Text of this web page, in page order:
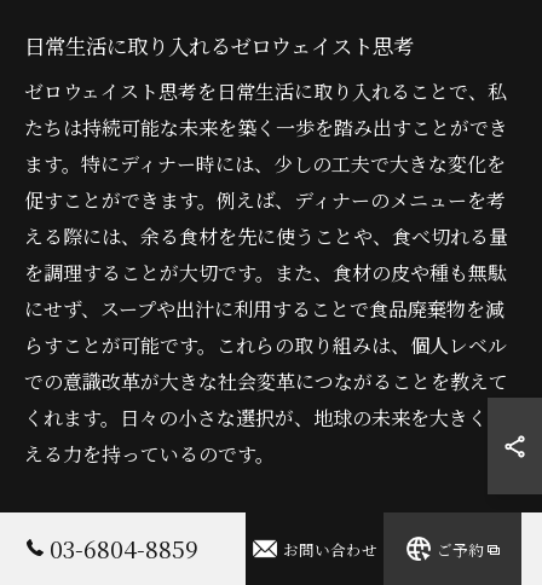
日常生活に取り入れるゼロウェイスト思考
ゼロウェイスト思考を日常生活に取り入れることで、私
たちは持続可能な未来を築く一歩を踏み出すことができ
ます。特にディナー時には、少しの工夫で大きな変化を
促すことができます。例えば、ディナーのメニューを考
える際には、余る食材を先に使うことや、食べ切れる量
を調理することが大切です。また、食材の皮や種も無駄
にせず、スープや出汁に利用することで食品廃棄物を減
らすことが可能です。これらの取り組みは、個人レベル
での意識改革が大きな社会変革につながることを教えて
くれます。日々の小さな選択が、地球の未来を大きく変
える力を持っているのです。
私たちの日常生活において、小さな習慣が積み重なると
03-6804-8859 お問い合わせ ご予約